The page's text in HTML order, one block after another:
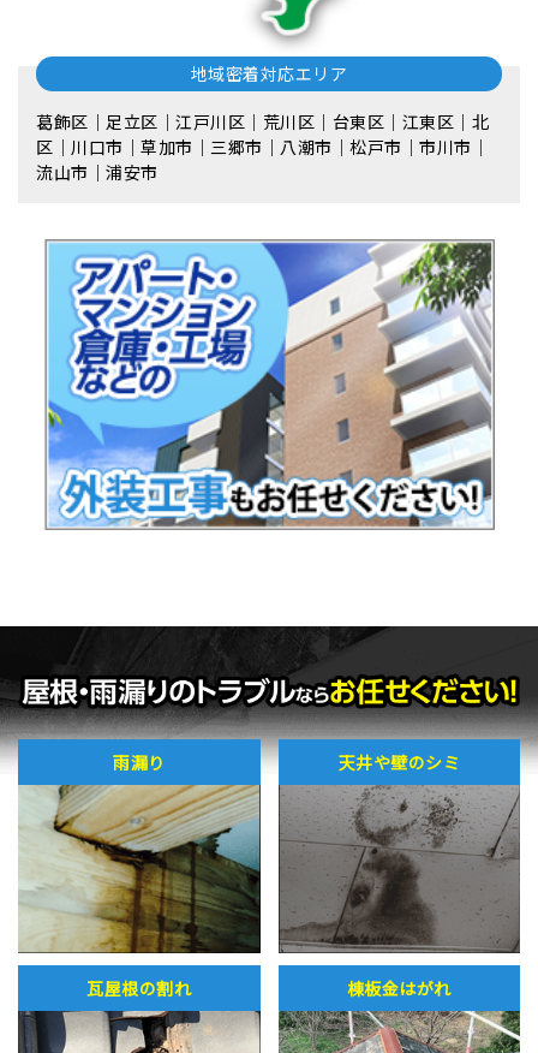
地域密着対応エリア
葛飾区｜足立区｜江戸川区｜荒川区｜台東区｜江東区｜北
区｜川口市｜草加市｜三郷市｜八潮市｜松⼾市｜市川市｜
流⼭市｜浦安市
雨漏り 天井や壁のシミ
瓦屋根の割れ 棟板金はがれ